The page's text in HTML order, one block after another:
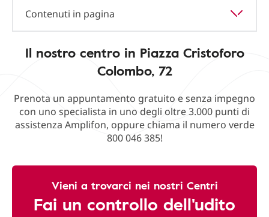
Contenuti in pagina
Il nostro centro in Piazza Cristoforo
Colombo, 72
Prenota un appuntamento gratuito e senza impegno
con uno specialista in uno degli oltre 3.000 punti di
assistenza Amplifon, oppure chiama il numero verde
800 046 385!
Vieni a trovarci nei nostri Centri
Fai un controllo dell'udito